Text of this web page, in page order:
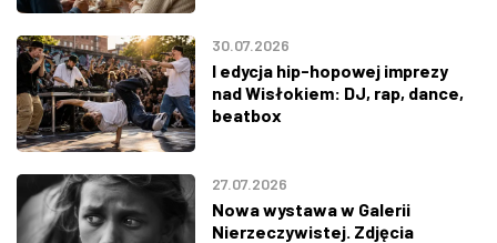
30.07.2026
I edycja hip-hopowej imprezy
nad Wisłokiem: DJ, rap, dance,
beatbox
27.07.2026
Nowa wystawa w Galerii
Nierzeczywistej. Zdjęcia